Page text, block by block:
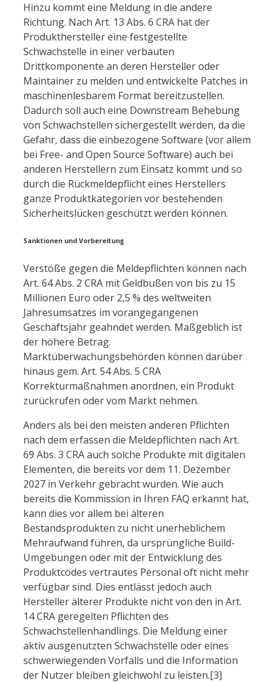
Hinzu kommt eine Meldung in die andere
Richtung. Nach Art. 13 Abs. 6 CRA hat der
Produkthersteller eine festgestellte
Schwachstelle in einer verbauten
Drittkomponente an deren Hersteller oder
Maintainer zu melden und entwickelte Patches in
maschinenlesbarem Format bereitzustellen.
Dadurch soll auch eine Downstream Behebung
von Schwachstellen sichergestellt werden, da die
Gefahr, dass die einbezogene Software (vor allem
bei Free- and Open Source Software) auch bei
anderen Herstellern zum Einsatz kommt und so
durch die Rückmeldepflicht eines Herstellers
ganze Produktkategorien vor bestehenden
Sicherheitslücken geschützt werden können.
Sanktionen und Vorbereitung
Verstöße gegen die Meldepflichten können nach
Art. 64 Abs. 2 CRA mit Geldbußen von bis zu 15
Millionen Euro oder 2,5 % des weltweiten
Jahresumsatzes im vorangegangenen
Geschäftsjahr geahndet werden. Maßgeblich ist
der höhere Betrag.
Marktüberwachungsbehörden können darüber
hinaus gem. Art. 54 Abs. 5 CRA
Korrekturmaßnahmen anordnen, ein Produkt
zurückrufen oder vom Markt nehmen.
Anders als bei den meisten anderen Pflichten
nach dem erfassen die Meldepflichten nach Art.
69 Abs. 3 CRA auch solche Produkte mit digitalen
Elementen, die bereits vor dem 11. Dezember
2027 in Verkehr gebracht wurden. Wie auch
bereits die Kommission in Ihren FAQ erkannt hat,
kann dies vor allem bei älteren
Bestandsprodukten zu nicht unerheblichem
Mehraufwand führen, da ursprüngliche Build-
Umgebungen oder mit der Entwicklung des
Produktcodes vertrautes Personal oft nicht mehr
verfügbar sind. Dies entlässt jedoch auch
Hersteller älterer Produkte nicht von den in Art.
14 CRA geregelten Pflichten des
Schwachstellenhandlings. Die Meldung einer
aktiv ausgenutzten Schwachstelle oder eines
schwerwiegenden Vorfalls und die Information
der Nutzer bleiben gleichwohl zu leisten.[3]